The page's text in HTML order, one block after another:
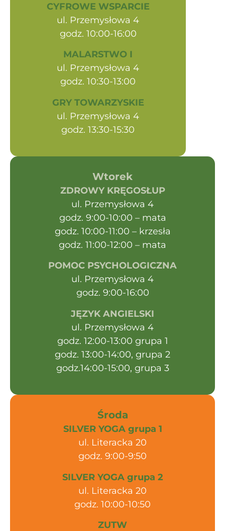
CYFROWE WSPARCIE
ul. Przemysłowa 4
godz. 10:00-16:00
MALARSTWO I
ul. Przemysłowa 4
godz. 10:30-13:00
GRY TOWARZYSKIE
ul. Przemysłowa 4
godz. 13:30-15:30
Wtorek
ZDROWY KRĘGOSŁUP
ul. Przemysłowa 4
godz. 9:00-10:00 – mata
godz. 10:00-11:00 – krzesła
godz. 11:00-12:00 – mata
POMOC PSYCHOLOGICZNA
ul. Przemysłowa 4
godz. 9:00-16:00
JĘZYK ANGIELSKI
ul. Przemysłowa 4
godz. 12:00-13:00 grupa 1
godz. 13:00-14:00, grupa 2
godz.14:00-15:00, grupa 3
Środa
SILVER YOGA grupa 1
ul. Literacka 20
godz. 9:00-9:50
SILVER YOGA grupa 2
ul. Literacka 20
godz. 10:00-10:50
ZUTW